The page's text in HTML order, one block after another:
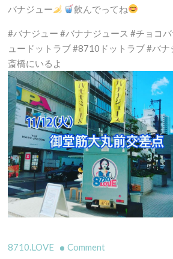
バナジュー 飲んでってね
#バナジュー #バナナジュース #チョコ
ュードットラブ #8710ドットラブ #バ
斎橋にいるよ
8710.LOVE Commenton